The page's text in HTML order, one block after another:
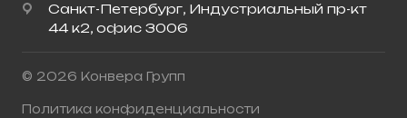
Санкт-Петербург, Индустриальный пр-кт
44 к2, офис 3006
© 2026 Конвера Групп
Политика конфиденциальности